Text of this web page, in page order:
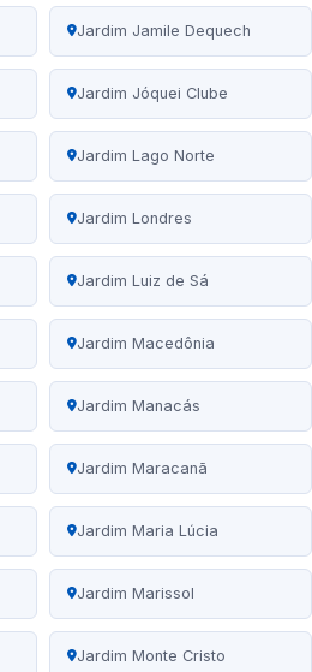
Jardim Jamile Dequech
Jardim Jóquei Clube
Jardim Lago Norte
Jardim Londres
Jardim Luiz de Sá
Jardim Macedônia
Jardim Manacás
Jardim Maracanã
Jardim Maria Lúcia
Jardim Marissol
Jardim Monte Cristo